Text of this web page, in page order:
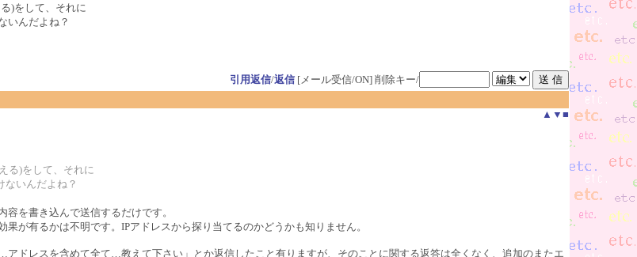
)をして、それに
いんだよね？
引用返信/返信 [メール受信/ON] 削除キー/
▲ ▼ ■
る)をして、それに
ないんだよね？
を書き込んで送信するだけです。
が有るかは不明です。IPアドレスから探り当てるのかどうかも知りません。
ドレスを含めて全て…教えて下さい」とか返信したこと有りますが、そのことに関する返答は全くなく、追加のまたエ